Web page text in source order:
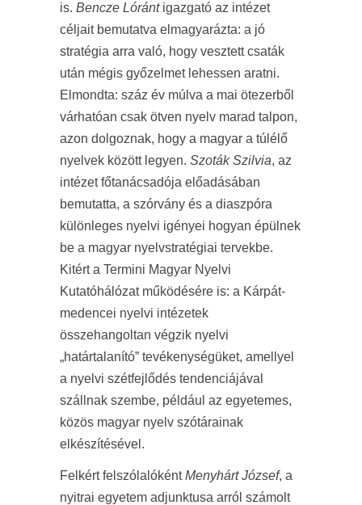
is. Bencze Lórántigazgató az intézet
céljait bemutatva elmagyarázta: a jó
stratégia arra való, hogy vesztett csaták
után mégis győzelmet lehessen aratni.
Elmondta: száz év múlva a mai ötezerből
várhatóan csak ötven nyelv marad talpon,
azon dolgoznak, hogy a magyar a túlélő
nyelvek között legyen. Szoták Szilvia, az
intézet főtanácsadója előadásában
bemutatta, a szórvány és a diaszpóra
különleges nyelvi igényei hogyan épülnek
be a magyar nyelvstratégiai tervekbe.
Kitért a Termini Magyar Nyelvi
Kutatóhálózat működésére is: a Kárpát-
medencei nyelvi intézetek
összehangoltan végzik nyelvi
„határtalanító” tevékenységüket, amellyel
a nyelvi szétfejlődés tendenciájával
szállnak szembe, például az egyetemes,
közös magyar nyelv szótárainak
elkészítésével.
Felkért felszólalókéntMenyhárt József, a
nyitrai egyetem adjunktusa arról számolt